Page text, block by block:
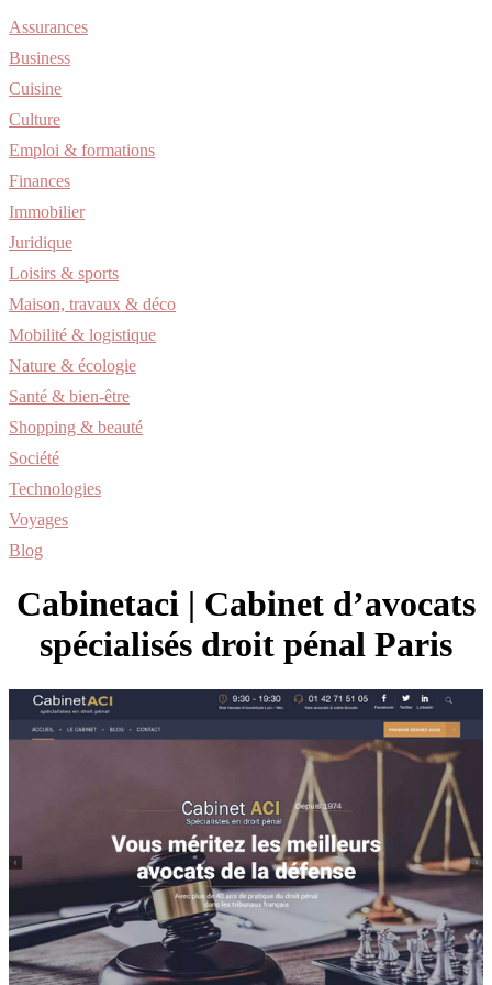
Assurances
Business
Cuisine
Culture
Emploi & formations
Finances
Immobilier
Juridique
Loisirs & sports
Maison, travaux & déco
Mobilité & logistique
Nature & écologie
Santé & bien-être
Shopping & beauté
Société
Technologies
Voyages
Blog
Cabinetaci | Cabinet d’avocats
spécialisés droit pénal Paris